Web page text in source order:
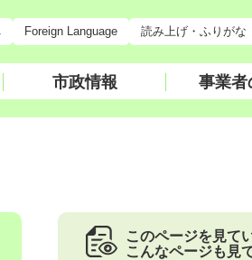
Foreign Language 読み上げ・ふりがな
市政情報 事業者
このページを見て
こんなページも見